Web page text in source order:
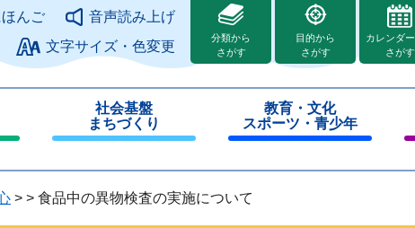
ージの本文へ
んご
音声読み上げ
文字サイズ・色変更
分類から
さがす
目的から
さがす
カレンダ
さがす
社会基盤
まちづくり
じ
る
教育・文化
スポーツ・青少年
じ
> > 食品中の異物検査の実施について